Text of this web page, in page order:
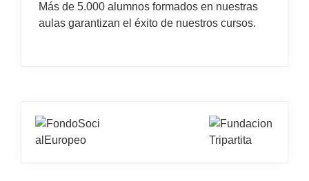
Más de 5.000 alumnos formados en nuestras
aulas garantizan el éxito de nuestros cursos.